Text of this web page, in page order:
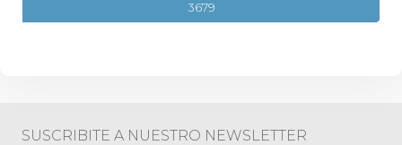
3679
SUSCRIBITE A NUESTRO NEWSLETTER